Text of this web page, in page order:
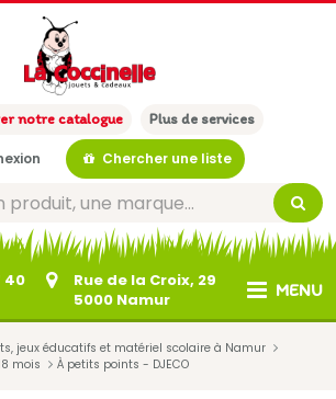
notre catalogue Plus de services
Chercher une liste
MENU
40
Rue de la Croix, 29
5000 Namur
jeux éducatifs et matériel scolaire à Namur
mois À petits points - DJECO